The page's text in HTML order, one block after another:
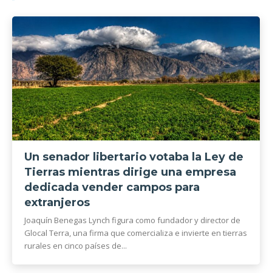
Un senador libertario votaba la Ley de
Tierras mientras dirige una empresa
dedicada vender campos para
extranjeros
Joaquín Benegas Lynch figura como fundador y director de
Glocal Terra, una firma que comercializa e invierte en tierras
rurales en cinco países de...